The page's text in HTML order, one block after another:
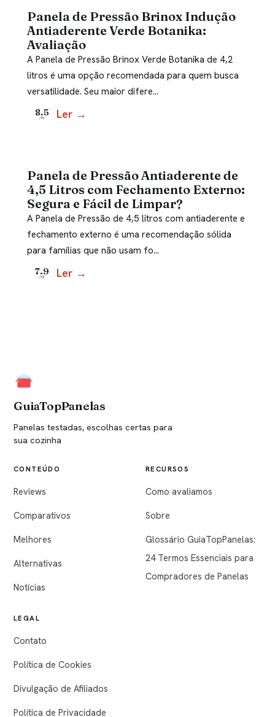
Panela de Pressão Brinox Indução
Antiaderente Verde Botanika:
Avaliação
A Panela de Pressão Brinox Verde Botanika de 4,2
litros é uma opção recomendada para quem busca
versatilidade. Seu maior difere…
8.5
/10 Ler →
Panela de Pressão Antiaderente de
4,5 Litros com Fechamento Externo:
Segura e Fácil de Limpar?
A Panela de Pressão de 4,5 litros com antiaderente e
fechamento externo é uma recomendação sólida
para famílias que não usam fo…
7.9
/10 Ler →
GuiaTopPanelas
Panelas testadas, escolhas certas para
sua cozinha
CONTEÚDO
Reviews
Comparativos
Melhores
Alternativas
Notícias
RECURSOS
Como avaliamos
Sobre
Glossário GuiaTopPanelas:
24 Termos Essenciais para
Compradores de Panelas
LEGAL
Contato
Política de Cookies
Divulgação de Afiliados
Política de Privacidade